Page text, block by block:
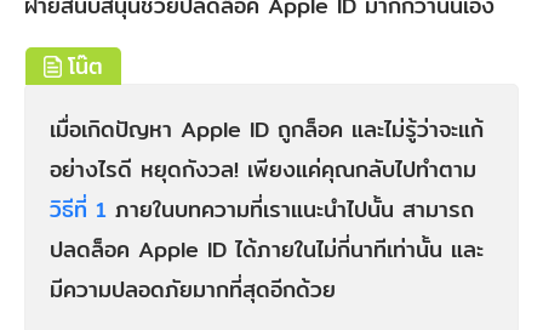
โน๊ต
เมื่อเกิดปัญหา Apple ID ถูกล็อค และไม่รู้ว่าจะแก้
อย่างไรดี หยุดกังวล! เพียงแค่คุณกลับไปทำตาม
วิธีที่ 1 ภายในบทความที่เราแนะนำไปนั้น สามารถ
ปลดล็อค Apple ID ได้ภายในไม่กี่นาทีเท่านั้น และ
มีความปลอดภัยมากที่สุดอีกด้วย